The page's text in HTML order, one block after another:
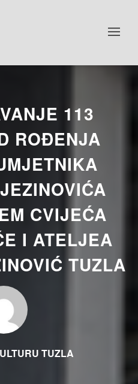
113
ROĐENJA
CVIJEĆA
I ATELJEA
TUZLA
TUZLA